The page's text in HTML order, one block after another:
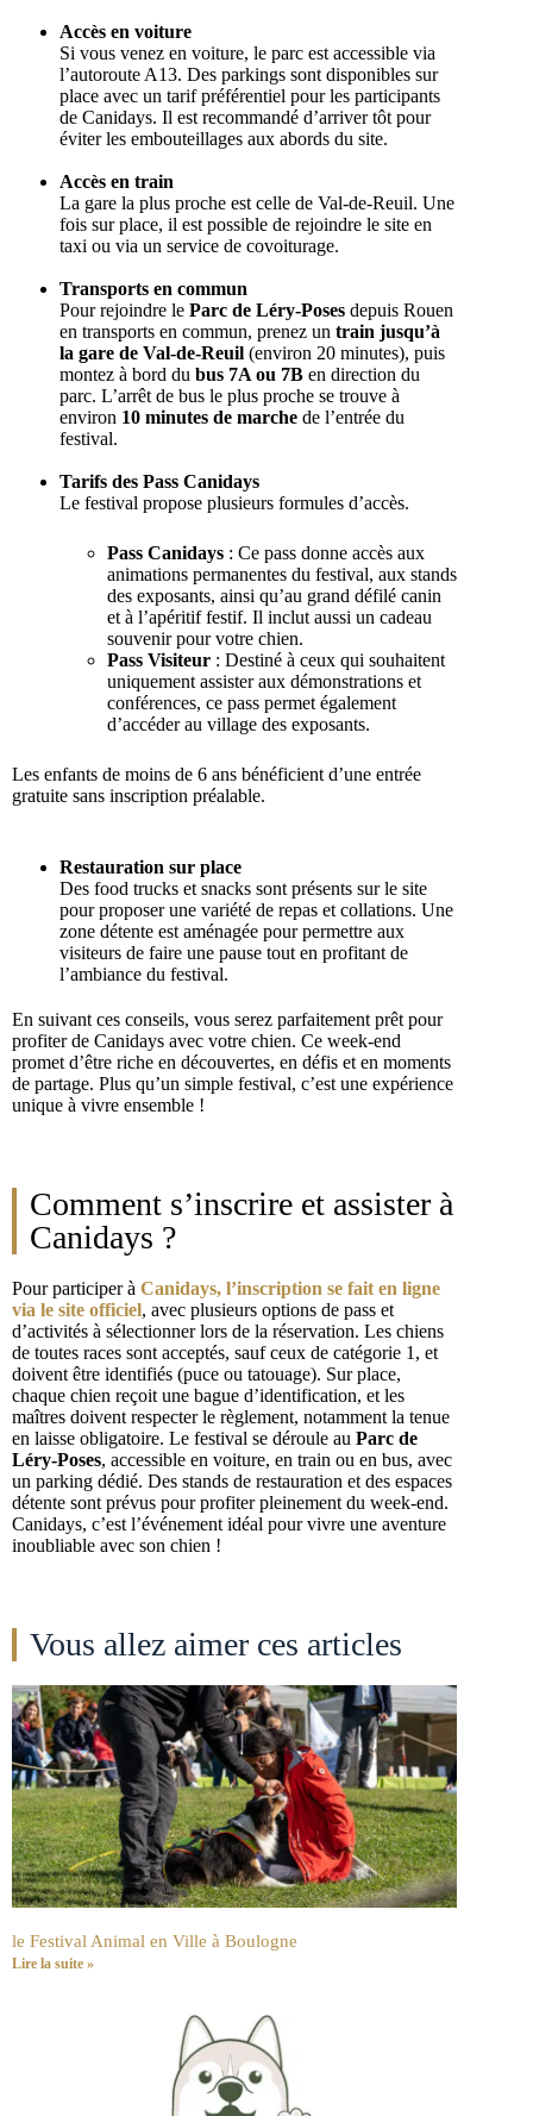
Accès en voiture
Si vous venez en voiture, le parc est accessible via
l’autoroute A13. Des parkings sont disponibles sur
place avec un tarif préférentiel pour les participants
de Canidays. Il est recommandé d’arriver tôt pour
éviter les embouteillages aux abords du site.
Accès en train
La gare la plus proche est celle de Val-de-Reuil. Une
fois sur place, il est possible de rejoindre le site en
taxi ou via un service de covoiturage.
Transports en commun
Pour rejoindre le Parc de Léry-Poses depuis Rouen
en transports en commun, prenez un train jusqu’à
la gare de Val-de-Reuil (environ 20 minutes), puis
montez à bord du bus 7A ou 7B en direction du
parc. L’arrêt de bus le plus proche se trouve à
environ 10 minutes de marche de l’entrée du
festival.
Tarifs des Pass Canidays
Le festival propose plusieurs formules d’accès.
Pass Canidays : Ce pass donne accès aux
animations permanentes du festival, aux stands
des exposants, ainsi qu’au grand défilé canin
et à l’apéritif festif. Il inclut aussi un cadeau
souvenir pour votre chien.
Pass Visiteur : Destiné à ceux qui souhaitent
uniquement assister aux démonstrations et
conférences, ce pass permet également
d’accéder au village des exposants.
Les enfants de moins de 6 ans bénéficient d’une entrée
gratuite sans inscription préalable.
Restauration sur place
Des food trucks et snacks sont présents sur le site
pour proposer une variété de repas et collations. Une
zone détente est aménagée pour permettre aux
visiteurs de faire une pause tout en profitant de
l’ambiance du festival.
En suivant ces conseils, vous serez parfaitement prêt pour
profiter de Canidays avec votre chien. Ce week-end
promet d’être riche en découvertes, en défis et en moments
de partage. Plus qu’un simple festival, c’est une expérience
unique à vivre ensemble !
Comment s’inscrire et assister à
Canidays ?
Pour participer à Canidays, l’inscription se fait en ligne
via le site officiel, avec plusieurs options de pass et
d’activités à sélectionner lors de la réservation. Les chiens
de toutes races sont acceptés, sauf ceux de catégorie 1, et
doivent être identifiés (puce ou tatouage). Sur place,
chaque chien reçoit une bague d’identification, et les
maîtres doivent respecter le règlement, notamment la tenue
en laisse obligatoire. Le festival se déroule au Parc de
Léry-Poses, accessible en voiture, en train ou en bus, avec
un parking dédié. Des stands de restauration et des espaces
détente sont prévus pour profiter pleinement du week-end.
Canidays, c’est l’événement idéal pour vivre une aventure
inoubliable avec son chien !
Vous allez aimer ces articles
le Festival Animal en Ville à Boulogne
Lire la suite »